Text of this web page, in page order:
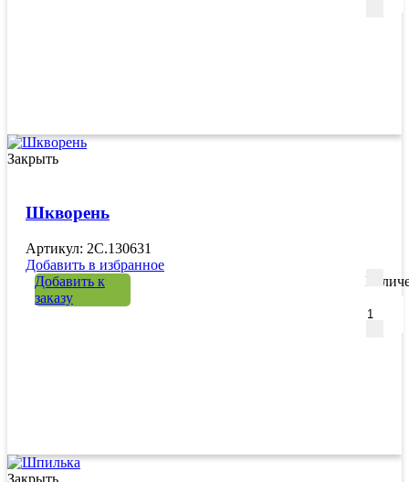
Закрыть
Шкворень
Артикул: 2C.130631
Добавить в избранное
Добавить к
заказу